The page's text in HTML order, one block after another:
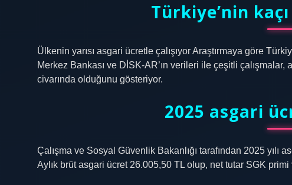
Türkiye’nin
Ülkenin yarısı asgari ücretle çalışıyor Araştırmaya göre
Merkez Bankası ve DİSK-AR’ın verileri ile çeşitli çalışmalar,
civarında olduğunu gösteriyor.
2025 asgari
Çalışma ve Sosyal Güvenlik Bakanlığı tarafından 2025 yılı
Aylık brüt asgari ücret 26.005,50 TL olup, net tutar SGK